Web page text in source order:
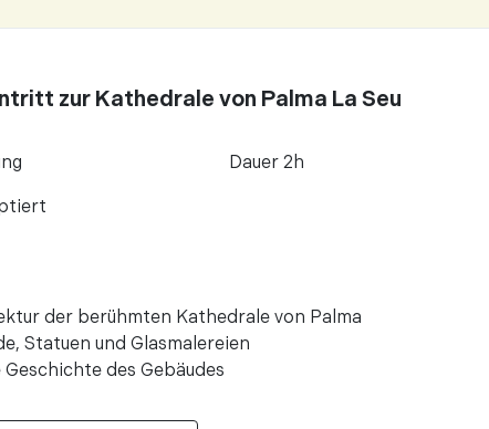
vor 1 Jahr
Informationen zu den einzelnen
Mehr lesen
Ehrerbietung erweisen, ...
Mehr lesen
zur Kathedrale von Palma La Seu
Dauer 2h
der berühmten Kathedrale von Palma
Statuen und Glasmalereien
des Gebäudes